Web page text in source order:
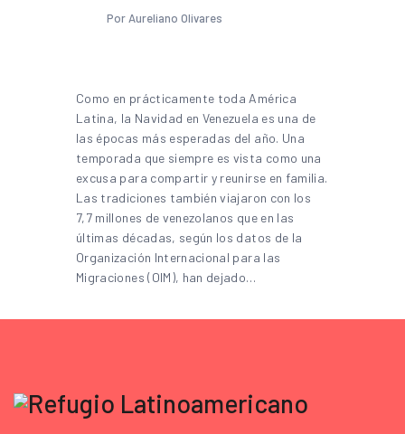
Por Aureliano Olivares
Como en prácticamente toda América
Latina, la Navidad en Venezuela es una de
las épocas más esperadas del año. Una
temporada que siempre es vista como una
excusa para compartir y reunirse en familia.
Las tradiciones también viajaron con los
7,7 millones de venezolanos que en las
últimas décadas, según los datos de la
Organización Internacional para las
Migraciones (OIM), han dejado…